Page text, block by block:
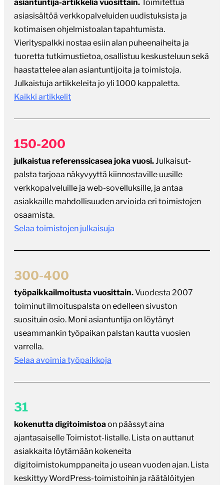
asiantuntija-artikkelia vuosittain. Toimitettua
asiasisältöä verkkopalveluiden uudistuksista ja
kotimaisen ohjelmistoalan tapahtumista.
Vierityspalkki nostaa esiin alan puheenaiheita ja
tuoretta tutkimustietoa, osallistuu keskusteluun sekä
haastattelee alan asiantuntijoita ja toimistoja.
Julkaistuja artikkeleita jo yli 1000 kappaletta.
Kaikki artikkelit
150-200
julkaistua referenssicasea joka vuosi.Julkaisut-
palsta tarjoaa näkyvyyttä kiinnostaville uusille
verkkopalveluille ja web-sovelluksille, ja antaa
asiakkaille mahdollisuuden arvioida eri toimistojen
osaamista.
Selaa toimistojen julkaisuja
300-400
työpaikkailmoitusta vuosittain.Vuodesta 2007
toiminut ilmoituspalsta on edelleen sivuston
suosituin osio. Moni asiantuntija on löytänyt
useammankin työpaikan palstan kautta vuosien
varrella.
Selaa avoimia työpaikkoja
31
kokenutta digitoimistoaon päässyt aina
ajantasaiselle Toimistot-listalle. Lista on auttanut
asiakkaita löytämään kokeneita
digitoimistokumppaneita jo usean vuoden ajan. Lista
keskittyy WordPress-toimistoihin ja räätälöityjen